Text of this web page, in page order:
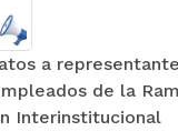
a
de la
Interinstitucional